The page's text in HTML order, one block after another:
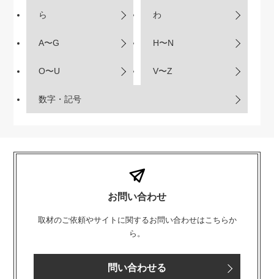
ら わ
A〜G H〜N
O〜U V〜Z
数字・記号
お問い合わせ
取材のご依頼やサイトに関するお問い合わせはこちらか
ら。
問い合わせる